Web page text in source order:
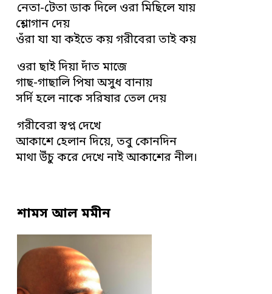
নেতা-টেতা ডাক দিলে ওরা মিছিলে যায়
শ্লোগান দেয়
ওঁরা যা যা কইতে কয় গরীবেরা তাই কয়
ওরা ছাই দিয়া দাঁত মাজে
গাছ-গাছালি পিষা অসুধ বানায়
সর্দি হলে নাকে সরিষার তেল দেয়
গরীবেরা স্বপ্ন দেখে
আকাশে হেলান দিয়ে, তবু কোনদিন
মাথা উঁচু করে দেখে নাই আকাশের নীল।
শামস আল মমীন